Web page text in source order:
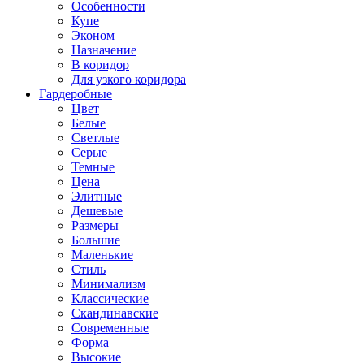
Особенности
Купе
Эконом
Назначение
В коридор
Для узкого коридора
Гардеробные
Цвет
Белые
Светлые
Серые
Темные
Цена
Элитные
Дешевые
Размеры
Большие
Маленькие
Стиль
Минимализм
Классические
Скандинавские
Современные
Форма
Высокие